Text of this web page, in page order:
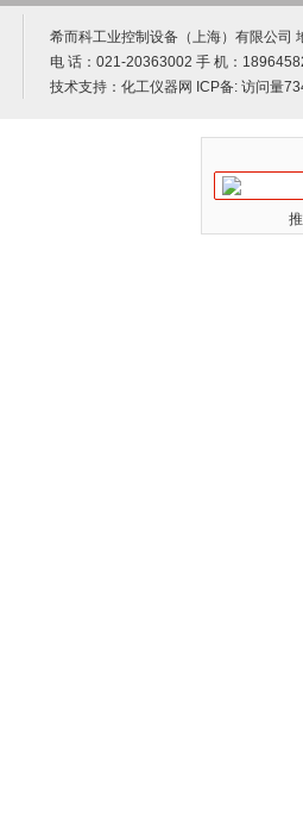
希而科工业控制设备（上海）有限公司
电 话：021-20363002 手 机：
技术支持： 化工仪器网 ICP备: 访问量